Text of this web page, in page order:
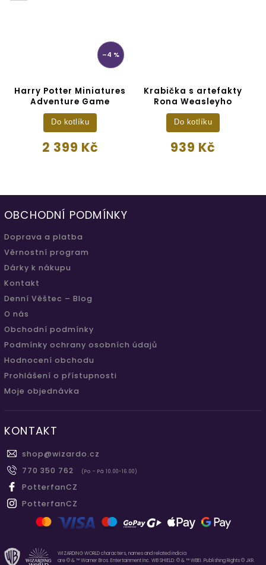
–4 %
Harry Potter Miniatures
Adventure Game
2 399 Kč
Do kotlíku
Krabička s artefakty
Rona Weasleyho
939 Kč
Do kotlíku
OBCHODNÍ PODMÍNKY
Doprava a platba
Věrnostní program
Dárky k nákupu
Kontakt
Denní Věštec – Blog
O nás
Obchodní podmínky
Podmínky ochrany osobních údajů
Hodnocení obchodu
Prohlášení o přístupnosti
Moje objednávka
KONTAKT
shop@wizardo.cz
770 350 762
(Po - Pá 10.00-16.00)
PotterfanCZ
PotterfanCZ
WIZARDING WORLD characters, names and related indicia
are © & ™ Warner Bros. Entertainment Inc. WB SHIELD: © & ™ WBEI. Publishing Rights © JKR.